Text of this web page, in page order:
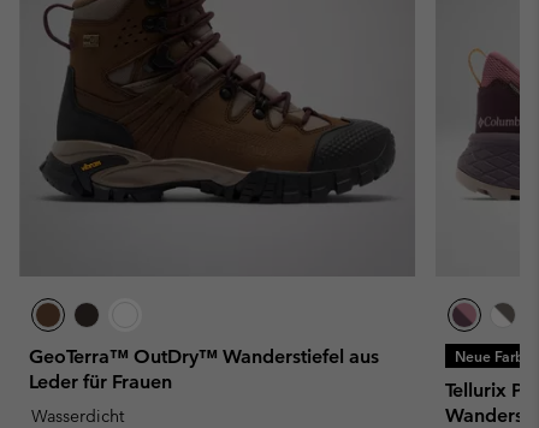
GeoTerra™ OutDry™ Wanderstiefel aus
Leder für Frauen
Wasserdicht
Neue
Tellurix